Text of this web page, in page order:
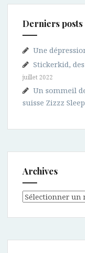
Derniers posts
Une
Stickerkid,
juillet 2022
Un sommeil
suisse Zizzz Sleep
Archives
Archives